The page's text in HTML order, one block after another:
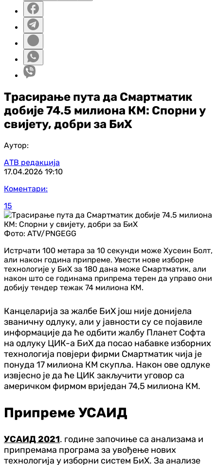
Трасирање пута да Смартматик
добије 74.5 милиона КМ: Спорни у
свијету, добри за БиХ
Аутор:
АТВ редакција
17.04.2026 19:10
Коментари:
15
Фото: ATV/PNGEGG
Истрчати 100 метара за 10 секунди може Хусеин Болт,
али након година припреме. Увести нове изборне
технологије у БиХ за 180 дана може Смартматик, али
након што се годинама припрема терен да управо они
добију тендер тежак 74 милиона КМ.
Канцеларија за жалбе БиХ још није донијела
званичну одлуку, али у јавности су се појавиле
информације да ће одбити жалбу Планет Софта
на одлуку ЦИК-а БиХ да посао набавке изборних
технологија повјери фирми Смартматик чија је
понуда 17 милиона КМ скупља. Након ове одлуке
извјесно је да ће ЦИК закључити уговор са
америчком фирмом вриједан 74,5 милиона КМ.
Припреме УСАИД
УСАИД 2021. године започиње са анализама и
припремама програма за увођење нових
технологија у изборни систем БиХ. За анализе